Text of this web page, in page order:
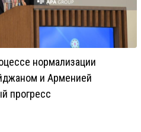
нормализации
и Арменией
прогресс